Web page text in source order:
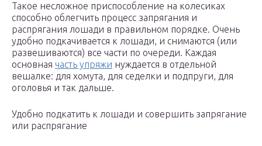
Такое несложное приспособление на колесиках
способно облегчить процесс запрягания и
распрягания лошади в правильном порядке. Очень
удобно подкачивается к лошади, и снимаются (или
развешиваются) все части по очереди. Каждая
основная часть упряжи нуждается в отдельной
вешалке: для хомута, для седелки и подпруги, для
оголовья и так дальше.
Удобно подкатить к лошади и совершить запрягание
или распрягание